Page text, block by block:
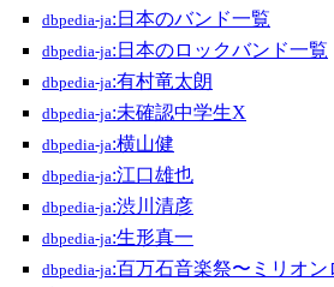
dbpedia-ja:日本のバンド一覧
dbpedia-ja:日本のロックバンド一覧
dbpedia-ja:有村竜太朗
dbpedia-ja:未確認中学生X
dbpedia-ja:横山健
dbpedia-ja:江口雄也
dbpedia-ja:渋川清彦
dbpedia-ja:生形真一
dbpedia-ja:百万石音楽祭〜ミリオ